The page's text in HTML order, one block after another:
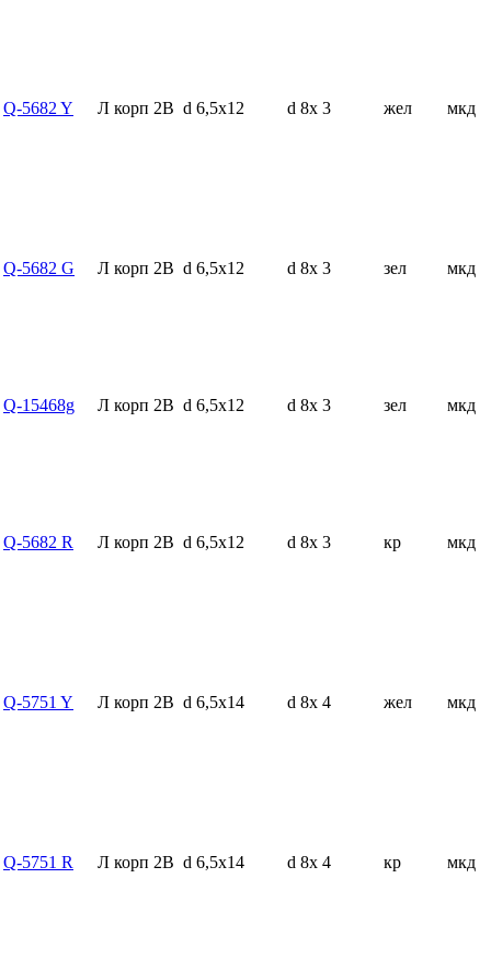
Q-5682 Y Л корп 2В d 6,5x12 d 8x 3 жел мкд
Q-5682 G Л корп 2В d 6,5x12 d 8x 3 зел мкд
Q-15468g Л корп 2В d 6,5x12 d 8x 3 зел мкд
Q-5682 R Л корп 2В d 6,5x12 d 8x 3 кр мкд
Q-5751 Y Л корп 2В d 6,5x14 d 8x 4 жел мкд
Q-5751 R Л корп 2В d 6,5x14 d 8x 4 кр мкд